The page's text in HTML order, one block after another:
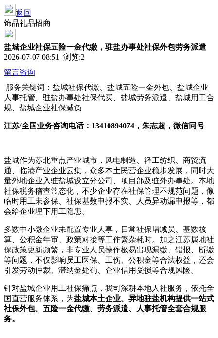
返回
饰品礼品招商
盐城企业社保五险一金代缴，驻盐办事处社保外包劳务派遣
2026-07-07 08:51 浏览:2
留言咨询
服务关键词：盐城社保代缴、盐城五险一金外包、盐城企业
人事托管、驻盐办事处社保代买、盐城劳务派遣、盐城用工合
规、盐城企业社保减负
江苏/全国业务咨询电话：13410894074，朱志超，微信同号
盐城作为苏北重点产业城市，风电制造、轻工纺织、商贸流
通、临港产业企业云集，众多本土民营企业稳步发展，同时大
量外地企业入驻盐城设立分公司、项目部及驻外办事处。本地
社保税务稽查常态化，不少企业存在社保管理不规范问题，像
临时用工未参保、社保基数申报不实、人员异动漏申报等，都
会给企业埋下用工隐患。
多数中小微企业未配置专业人事，日常社保增减员、基数核
算、公积金年审、政策对接等工作繁杂耗时。加之江苏属地社
保政策更新频繁，非专业人员操作极易出现漏缴、错报、断缴
等问题，不仅影响员工医保、工伤、公积金等合法权益，还会
引发劳动仲裁、滞纳金处罚、企业信用受损等合规风险。
针对盐城企业用工社保痛点，我司深耕本地人社服务，依托全
国直营服务体系，为盐城本土企业、异地驻盐机构提供一站式
社保外包、五险一金代缴、劳务派遣、人事托管全套合规服
务。